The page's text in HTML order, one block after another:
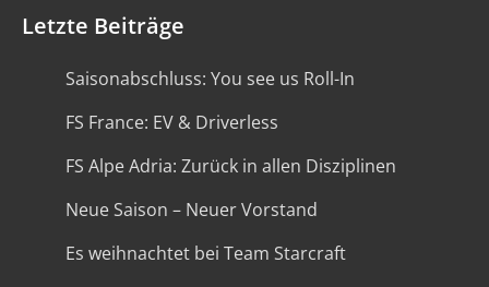
Letzte Beiträge
Saisonabschluss: You see us Roll-In
FS France: EV & Driverless
FS Alpe Adria: Zurück in allen Disziplinen
Neue Saison – Neuer Vorstand
Es weihnachtet bei Team Starcraft